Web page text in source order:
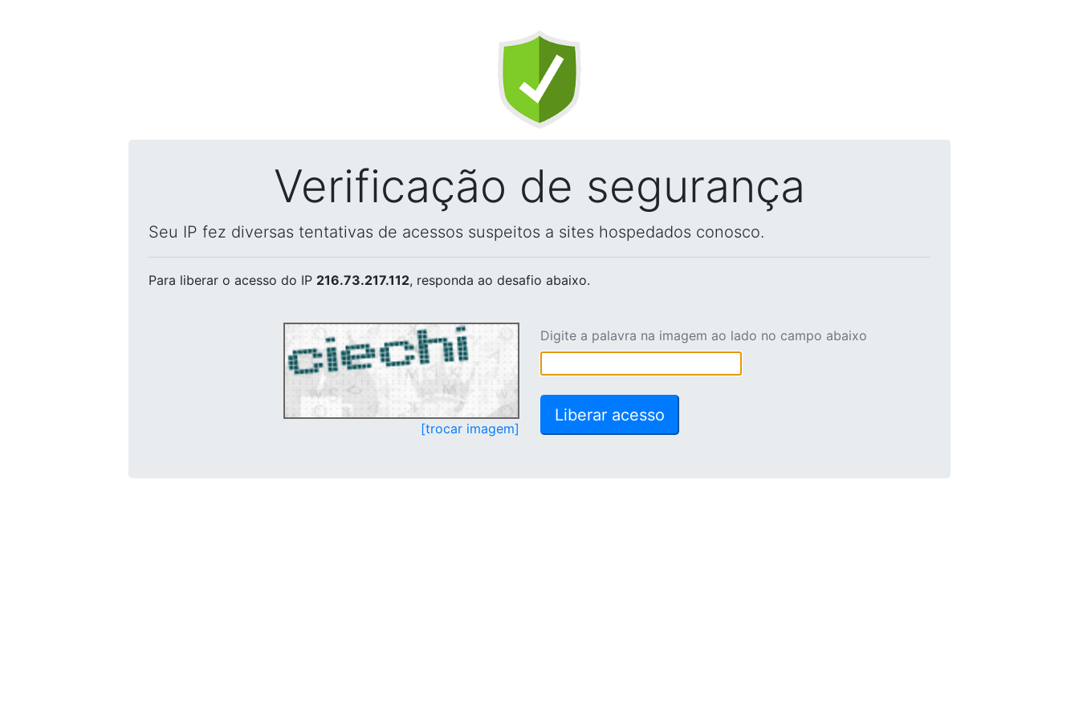
Verificação de segurança
Seu IP fez diversas tentativas de acessos suspeitos a sites hospedados conosco.
Para liberar o acesso do IP 216.73.217.112, responda ao desafio abaixo.
[trocar imagem]
Digite a palavra na imagem ao lado no campo abaixo